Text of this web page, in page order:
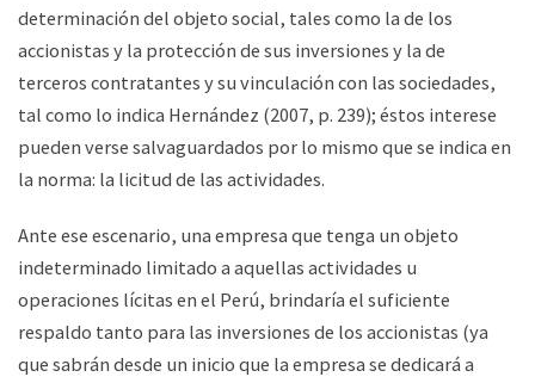
determinación del objeto social, tales como la de los
accionistas y la protección de sus inversiones y la de
terceros contratantes y su vinculación con las sociedades,
tal como lo indica Hernández (2007, p. 239); éstos interese
pueden verse salvaguardados por lo mismo que se indica en
la norma: la licitud de las actividades.
Ante ese escenario, una empresa que tenga un objeto
indeterminado limitado a aquellas actividades u
operaciones lícitas en el Perú, brindaría el suficiente
respaldo tanto para las inversiones de los accionistas (ya
que sabrán desde un inicio que la empresa se dedicará a